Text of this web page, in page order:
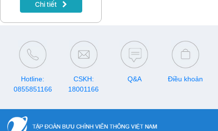
data, gọi thoại hay tích lũy tài
được nhiều ưu đãi nhất.
Chi tiết
Hotline:
0855851166
CSKH:
18001166
Q&A Điều khoản